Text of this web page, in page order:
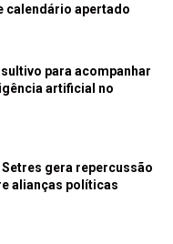
calendário apertado
para acompanhar
artificial no
gera repercussão
alianças políticas